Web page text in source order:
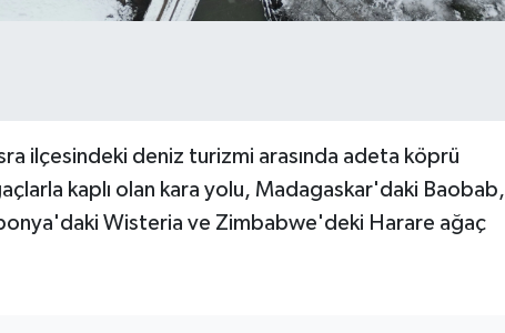
ilçesindeki deniz turizmi arasında adeta köprü
kaplı olan kara yolu, Madagaskar'daki Baobab,
Wisteria ve Zimbabwe'deki Harare ağaç